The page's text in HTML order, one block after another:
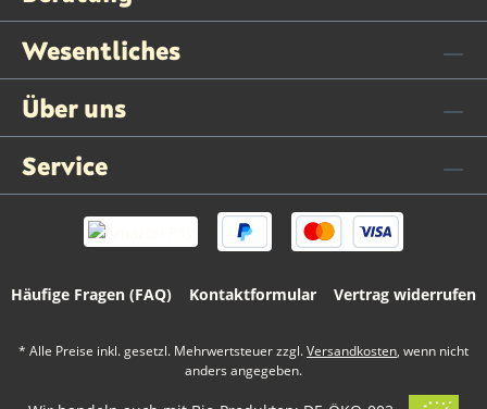
Wesentliches
Über uns
Service
Häufige Fragen (FAQ) Kontaktformular Vertrag widerrufen
* Alle Preise inkl. gesetzl. Mehrwertsteuer zzgl.Versandkosten, wenn nicht
anders angegeben.